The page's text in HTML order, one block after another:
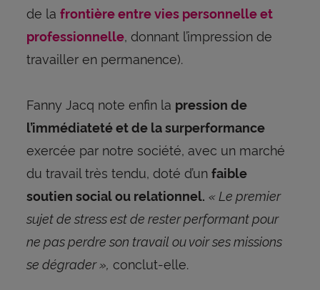
de la frontière entre vies personnelle et
professionnelle, donnant l’impression de
travailler en permanence).
Fanny Jacq note enfin la pression de
l’immédiateté et de la surperformance
exercée par notre société, avec un marché
du travail très tendu, doté d’un faible
soutien social ou relationnel. « Le premier
sujet de stress est de rester performant pour
ne pas perdre son travail ou voir ses missions
se dégrader », conclut-elle.